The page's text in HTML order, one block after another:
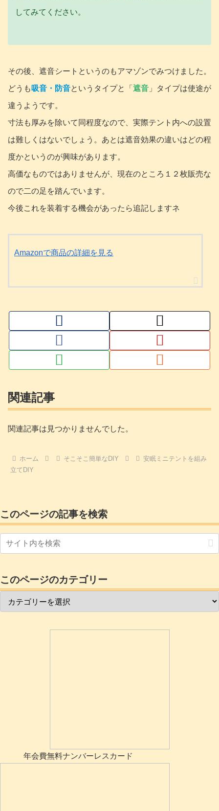
してみてください。
その後、遮音シートというのもアマゾンでみつけました。
どうも 吸音・防音というタイプと「 遮音 」タイプは使途が
違うようです。
寸法も厚みを除いて同程度なので、実際テント内への設置
は難しくはないでしょう。あとは遮音効果の違いはどの程
度かというのが興味があります。
高価なものではありませんが、現在のところ１２枚販売な
ので二の足を踏んでいます。
今後これを装着する機会があったら追記しますネ
Amazonで商品の詳細を見る
関連記事
関連記事は見つかりませんでした。
ホーム そこそこ簡単なDIY
安眠ミニテントを組み
立てDIY
このページの記事を検索
このページのカテゴリー
年会費無料ナンバーレスカード